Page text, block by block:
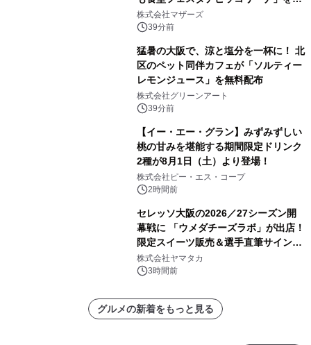
月5日(土)開催
株式会社マザーズ
39分前
猛暑の大阪で、涼と塩分を一杯に！ 北
区のペット同伴カフェが「ソルティー
レモンジュース」を無料配布
株式会社グリーンアート
39分前
【イー・エー・グラン】みずみずしい
桃の甘みを堪能する期間限定ドリンク
2種が8月1日（土）より登場！
株式会社ピー・エス・コープ
2時間前
セレッソ大阪の2026／27シーズン開
幕戦に 「ウメダチーズラボ」が出店！
限定スイーツ販売＆選手直筆サイング
ッズが当たる抽選会を 8月8日に開催
株式会社ヤマタカ
3時間前
グルメの新着をもっと見る